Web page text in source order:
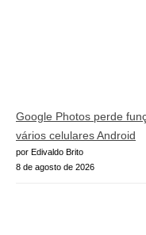
Google Photos perde
vários celulares Android
por Edivaldo Brito
8 de agosto de 2026